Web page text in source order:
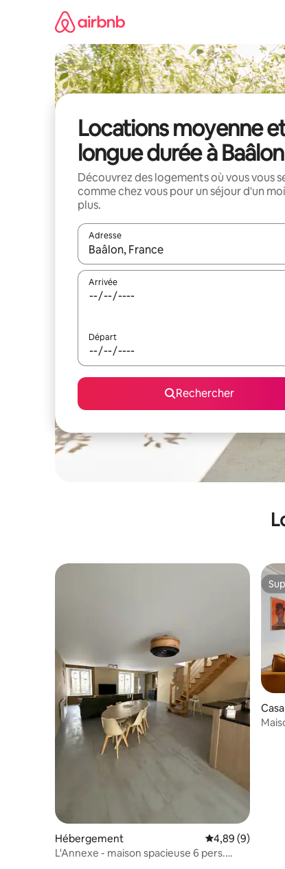
Locations moyenne
longue durée à Baâlon
Découvrez des logements où vous vous
comme chez vous pour un séjour d'un
plus.
Adresse
Lorsque les résultats s'affichent, utilisez les
Arrivée
Départ
Rechercher
Hébergement Évaluation
4,89 (9)
L'Annexe - maison spacieuse 6 pers.